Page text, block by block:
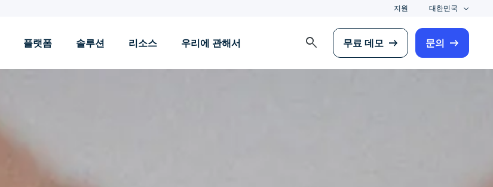
지원 대한민국
플랫폼 솔루션 리소스 우리에 관해서 search 무료 데모 문의